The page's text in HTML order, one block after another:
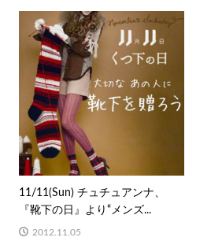
11/11(Sun) チュチュアンナ、
『靴下の日』より“メンズ...
2012.11.05